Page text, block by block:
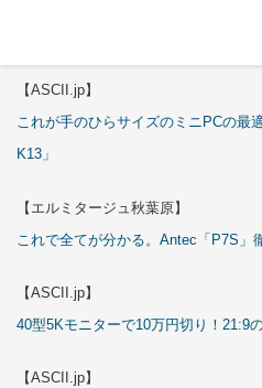
【ASCII.jp】
これが手のひらサイズのミニPCの最
K13」
【エルミタージュ秋葉原】
これで全てが分かる。Antec「P7S」
【ASCII.jp】
40型5Kモニターで10万円切り！21:9
【ASCII.jp】